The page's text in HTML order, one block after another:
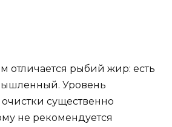
отличается рыбий жир: есть
Уровень
существенно
не рекомендуется